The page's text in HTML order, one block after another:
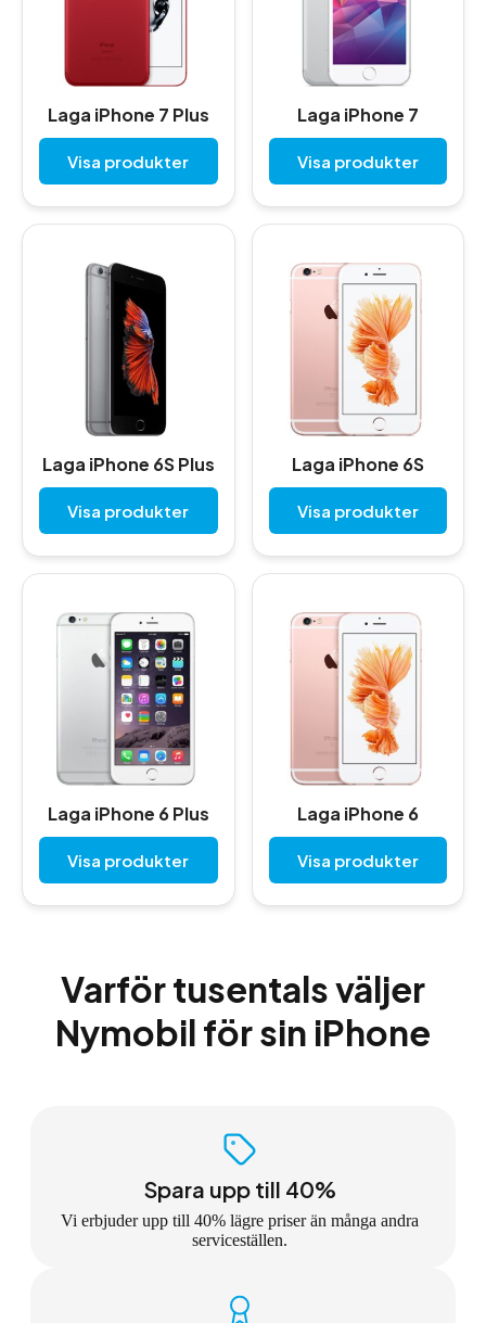
Laga iPhone 7 Plus
Visa produkter
Laga iPhone 7
Visa produkter
Laga iPhone 6S Plus
Visa produkter
Laga iPhone 6S
Visa produkter
Laga iPhone 6 Plus
Visa produkter
Laga iPhone 6
Visa produkter
Varför tusentals väljer
Nymobil för sin iPhone
Spara upp till 40%
Vi erbjuder upp till 40% lägre priser än många andra
serviceställen.